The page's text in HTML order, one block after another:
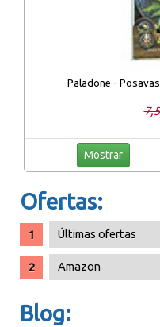
Paladone -
Mostrar
Ofertas:
Últimas ofertas
Amazon
Blog: